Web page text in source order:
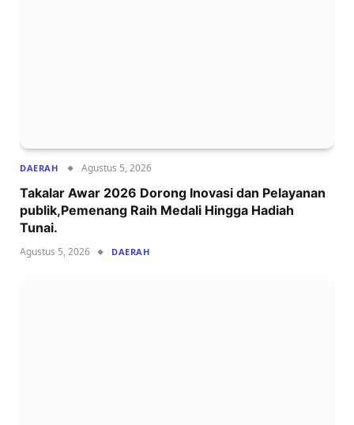
DAERAH Agustus 5, 2026
Takalar Awar 2026 Dorong Inovasi dan Pelayanan
publik,Pemenang Raih Medali Hingga Hadiah
Tunai.
Agustus 5, 2026 DAERAH